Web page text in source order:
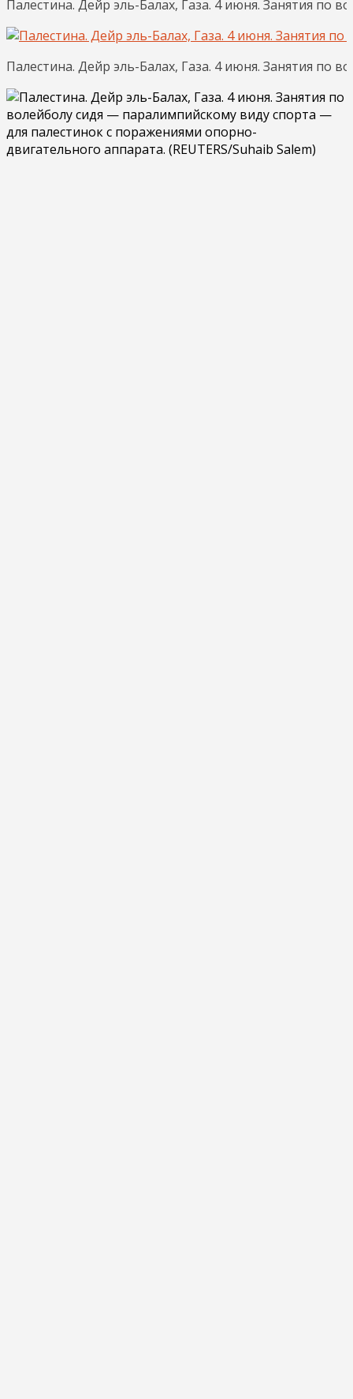
Палестина. Дейр эль-Балах, Газа. 4 июня. Занятия по
Палестина. Дейр эль-Балах, Газа. 4 июня. Занятия по